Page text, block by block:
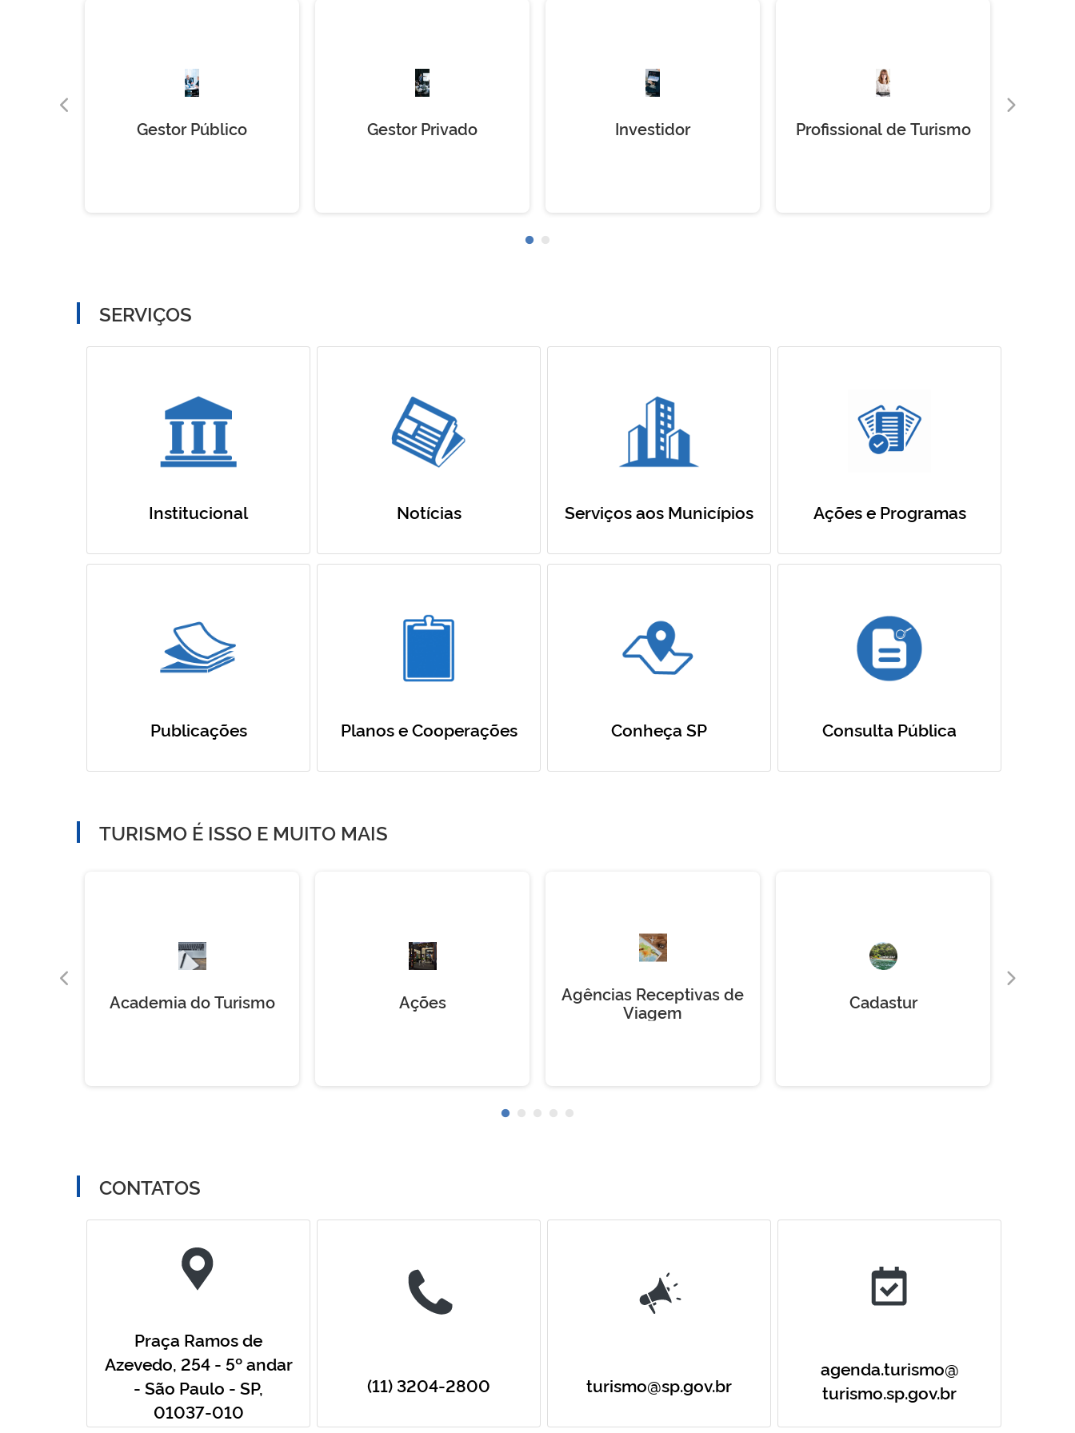
Gestor Público Gestor Privado Investidor Profissional de Turismo
SERVIÇOS
Institucional Notícias Serviços aos Municípios Ações e Programas
Publicações Planos e Cooperações Conheça SP Consulta Pública
TURISMO É ISSO E MUITO MAIS
Academia do Turismo Ações
Agências Receptivas de
Viagem
Cadastur
CONTATOS
Praça Ramos de
Azevedo, 254 - 5º andar
- São Paulo - SP,
01037-010
(11) 3204-2800 turismo@sp.gov.br
agenda.turismo@
turismo.sp.gov.br